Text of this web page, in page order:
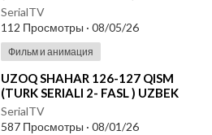
TILIDA
SerialTV
112 Просмотры · 08/05/26
Фильм и анимация
⁣UZOQ SHAHAR 126-127 QISM
(TURK SERIALI 2- FASL ) UZBEK
TILIDA
SerialTV
587 Просмотры · 08/01/26